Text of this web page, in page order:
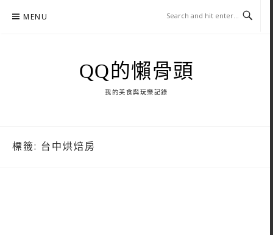
MENU
QQ的懶骨頭
我的美食與玩樂記錄
標籤: 台中烘焙房